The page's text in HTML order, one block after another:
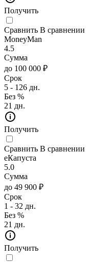
Получить
Сравнить В сравнении
MoneyMan
4.5
Сумма
до 100 000 ₽
Срок
5 - 126 дн.
Без %
21 дн.
Получить
Сравнить В сравнении
еКапуста
5.0
Сумма
до 49 900 ₽
Срок
1 - 32 дн.
Без %
21 дн.
Получить